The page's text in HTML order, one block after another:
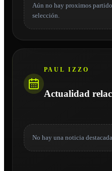
Aún no hay proximos
selección.
PAUL IZZO
Actualidad
No hay una noticia